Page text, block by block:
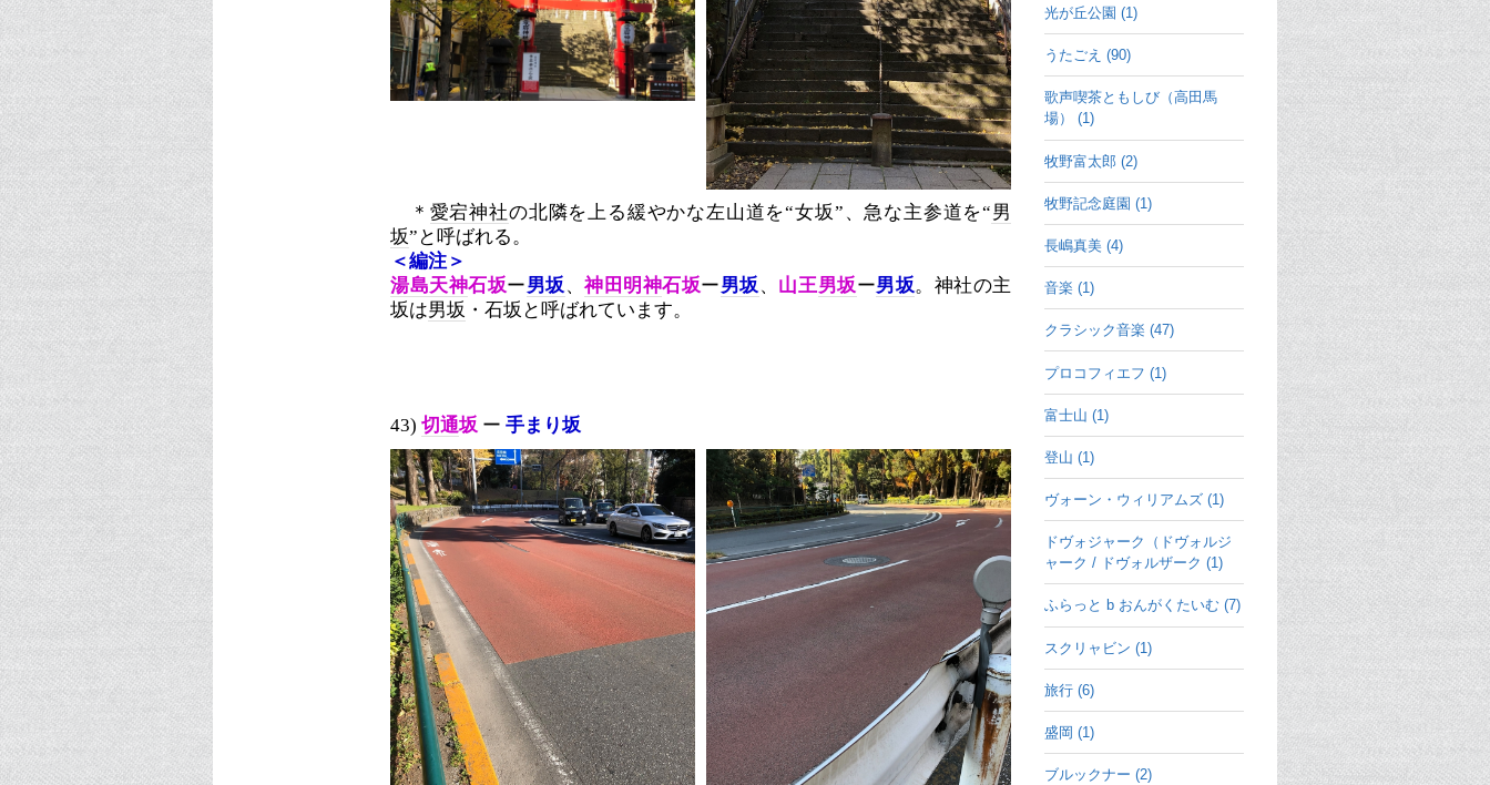
＊ 愛宕神社の北隣を上る緩やかな左山道を“女坂”、急な主参道を“男
坂”と呼ばれる。
＜編注＞
湯島天神石坂ー男坂 、神田明神石坂ー男坂 、 山王男坂ー男坂。神社の主
坂は男坂 ・石坂と呼ばれています。
43) 切通坂 ー 手まり坂
光が丘公園 (1)
うたごえ (90)
歌声喫茶ともしび（高田馬
場） (1)
牧野富太郎 (2)
牧野記念庭園 (1)
長嶋真美 (4)
音楽 (1)
クラシック音楽 (47)
プロコフィエフ (1)
富士山 (1)
登山 (1)
ヴォーン・ウィリアムズ (1)
ドヴォジャーク（ドヴォルジ
ャーク / ドヴォルザーク (1)
ふらっと b おんがくたいむ (7)
スクリャビン (1)
旅行 (6)
盛岡 (1)
ブルックナー (2)